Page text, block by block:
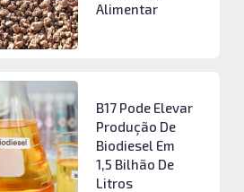
Alimentar
B17 Pode Elevar
Produção De
Biodiesel Em
1,5 Bilhão De
Litros